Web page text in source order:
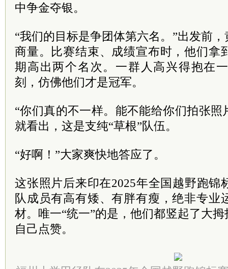
中争金夺银。
“我们的目标是争团体第六名。”出发前
商量。比赛结束、成绩宣布时，他们拿
期高出两个名次。一群人高兴得抱在
刻，仿佛他们才是冠军。
“你们真的不一样。能不能给你们拍张
就看出，这是支纯“草根”队伍。
“好啊！”大家爽快地答应了。
这张照片后来印在2025年全国越野跑锦
队成员有高有矮、有胖有瘦，绝非专业
材。唯一“统一”的是，他们都竖起了大
自己点赞。